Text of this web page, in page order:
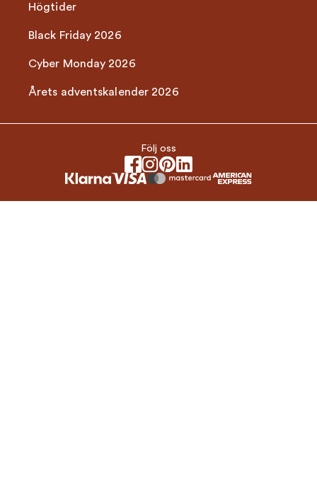
Högtider
Black Friday 2026
Cyber Monday 2026
Årets adventskalender 2026
Följ oss